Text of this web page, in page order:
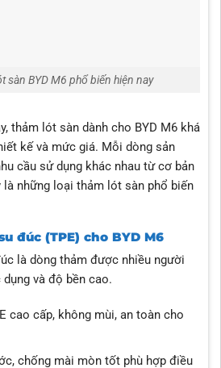
sàn BYD M6 phổ biến hiện nay
thảm lót sàn dành cho BYD M6 khá
kế và mức giá. Mỗi dòng sản
cầu sử dụng khác nhau từ cơ bản
những loại thảm lót sàn phổ biến
đúc (TPE) cho BYD M6
là dòng thảm được nhiều người
và độ bền cao.
cao cấp, không mùi, an toàn cho
chống mài mòn tốt phù hợp điều